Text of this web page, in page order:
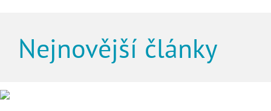
Nejnovější články